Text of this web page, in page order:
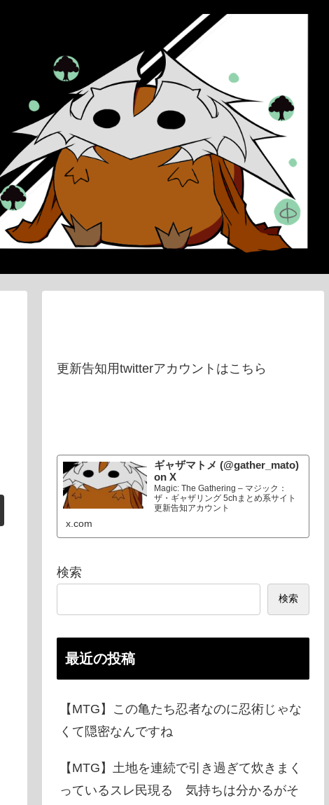
更新告知用twitterアカウントはこちら
ギャザマトメ (@gather_mato)
on X
Magic: The Gathering – マジック：
ザ・ギャザリング 5chまとめ系サイト
更新告知アカウント
x.com
検索
検索
最近の投稿
【MTG】この亀たち忍者なのに忍術じゃな
くて隠密なんですね
【MTG】土地を連続で引き過ぎて炊きまく
っているスレ民現る 気持ちは分かるがそ